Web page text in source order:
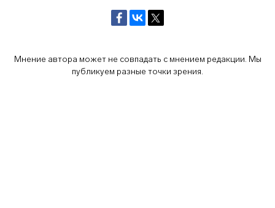
Мнение автора может не совпадать с мнением редакции. Мы
публикуем разные точки зрения.